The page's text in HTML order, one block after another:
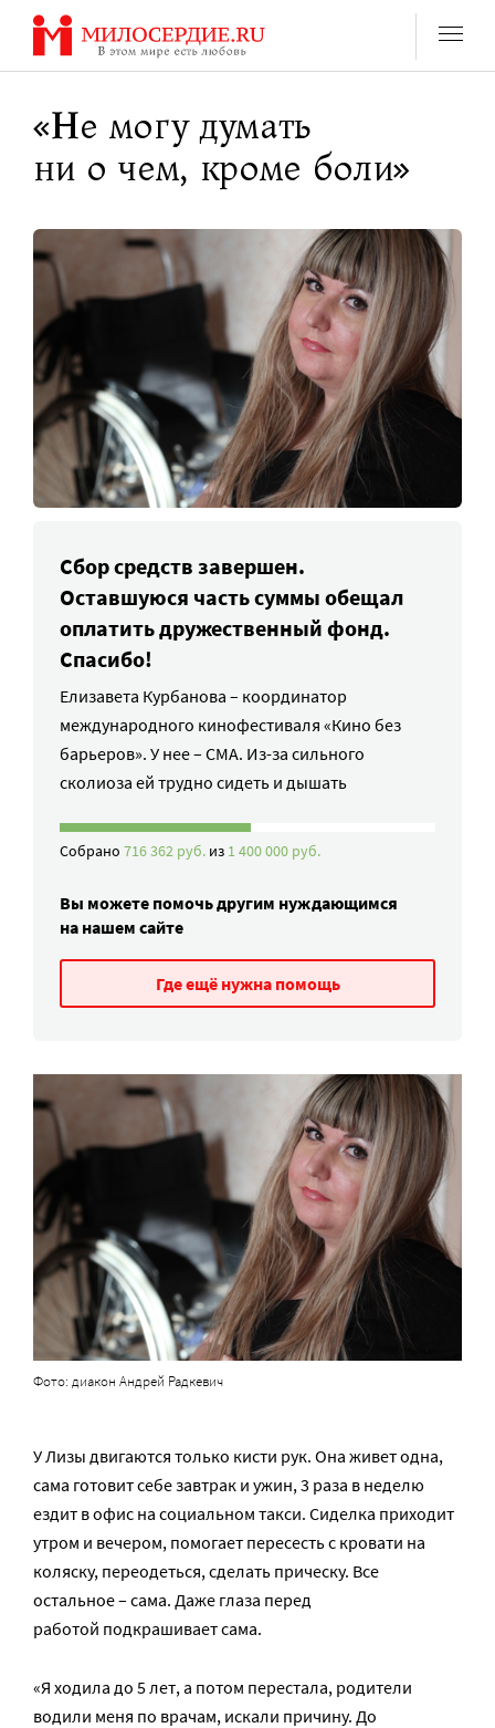
Перейти
содержанию
«Не могу думать
ни о чем, кроме боли»
Сбор средств завершен.
Оставшуюся часть суммы обещал
оплатить дружественный фонд.
Спасибо!
Елизавета Курбанова – координатор
международного кинофестиваля «Кино без
барьеров». У нее – СМА. Из-за сильного
сколиоза ей трудно сидеть и дышать
Собрано 716 362 руб. из 1 400 000 руб.
Вы можете помочь другим нуждающимся
на нашем сайте
Где ещё нужна помощь
Фото: диакон Андрей Радкевич
У Лизы двигаются только кисти рук. Она живет одна,
сама готовит себе завтрак и ужин, 3 раза в неделю
ездит в офис на социальном такси. Сиделка приходит
утром и вечером, помогает пересесть с кровати на
коляску, переодеться, сделать прическу. Все
остальное – сама. Даже глаза перед
работой подкрашивает сама.
«Я ходила до 5 лет, а потом перестала, родители
водили меня по врачам, искали причину. До